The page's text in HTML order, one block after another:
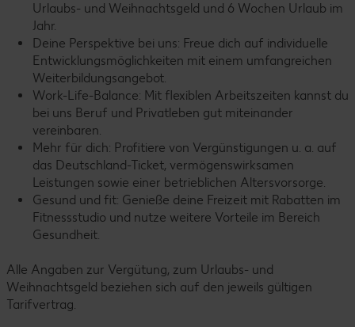
Urlaubs- und Weihnachtsgeld und 6 Wochen Urlaub im
Jahr.
Deine Perspektive bei uns: Freue dich auf individuelle
Entwicklungsmöglichkeiten mit einem umfangreichen
Weiterbildungsangebot.
Work-Life-Balance: Mit flexiblen Arbeitszeiten kannst du
bei uns Beruf und Privatleben gut miteinander
vereinbaren.
Mehr für dich: Profitiere von Vergünstigungen u. a. auf
das Deutschland-Ticket, vermögenswirksamen
Leistungen sowie einer betrieblichen Altersvorsorge.
Gesund und fit: Genieße deine Freizeit mit Rabatten im
Fitnessstudio und nutze weitere Vorteile im Bereich
Gesundheit.
Alle Angaben zur Vergütung, zum Urlaubs- und
Weihnachtsgeld beziehen sich auf den jeweils gültigen
Tarifvertrag.